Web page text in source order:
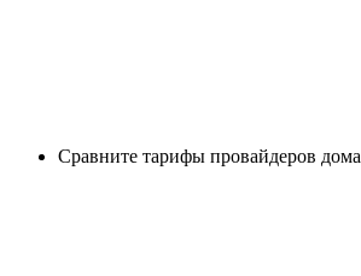
Сравните тарифы провайдеров дома